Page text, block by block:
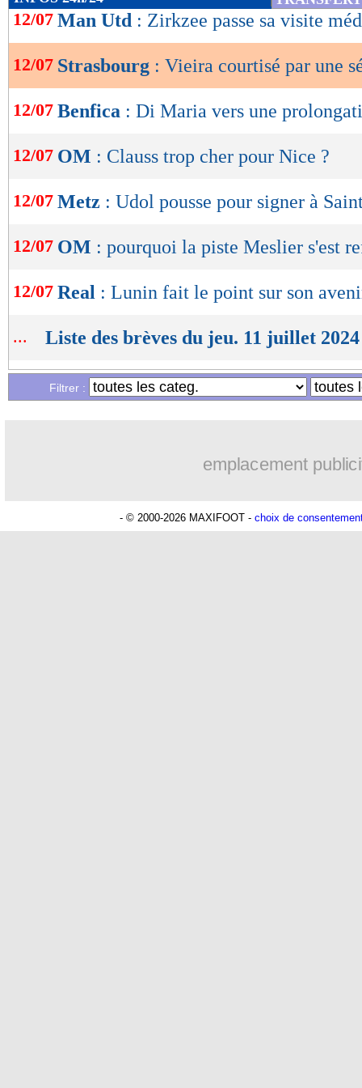
de
OK
12/07 Man Utd : Zirkzee passe sa visite
12/07 Strasbourg : Vieira courtisé par une
12/07 Benfica : Di Maria vers une
12/07 OM : Clauss trop cher pour Nice ?
12/07 Metz : Udol pousse pour signer à
12/07 OM : pourquoi la piste Meslier s'est
12/07 Real : Lunin fait le point sur son
... Liste des brèves du jeu. 11 juillet 2024
Liste des brèves du mer. 10 juillet
Filtrer :
emplacement
- © 2000-2026 MAXIFOOT - choix de